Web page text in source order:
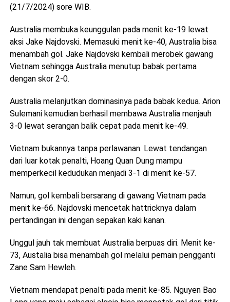
(21/7/2024) sore WIB.
Australia membuka keunggulan pada menit ke-19 lewat
aksi Jake Najdovski. Memasuki menit ke-40, Australia bisa
menambah gol. Jake Najdovski kembali merobek gawang
Vietnam sehingga Australia menutup babak pertama
dengan skor 2-0.
Australia melanjutkan dominasinya pada babak kedua. Arion
Sulemani kemudian berhasil membawa Australia menjauh
3-0 lewat serangan balik cepat pada menit ke-49.
Vietnam bukannya tanpa perlawanan. Lewat tendangan
dari luar kotak penalti, Hoang Quan Dung mampu
memperkecil kedudukan menjadi 3-1 di menit ke-57.
Namun, gol kembali bersarang di gawang Vietnam pada
menit ke-66. Najdovski mencetak hattricknya dalam
pertandingan ini dengan sepakan kaki kanan.
Unggul jauh tak membuat Australia berpuas diri. Menit ke-
73, Austalia bisa menambah gol melalui pemain pengganti
Zane Sam Hewleh.
Vietnam mendapat penalti pada menit ke-85. Nguyen Bao